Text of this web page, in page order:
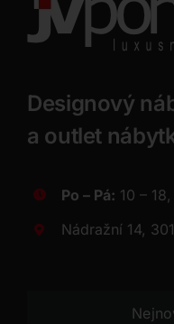
Designový
a outlet
Po – Pá: 10 – 18,
Nádražní 14,